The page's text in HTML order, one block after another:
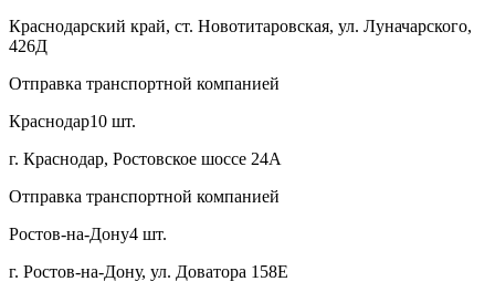
Краснодарский край, ст. Новотитаровская, ул. Луначарского,
426Д
Отправка транспортной компанией
Краснодар10 шт.
г. Краснодар, Ростовское шоссе 24А
Отправка транспортной компанией
Ростов-на-Дону4 шт.
г. Ростов-на-Дону, ул. Доватора 158Е